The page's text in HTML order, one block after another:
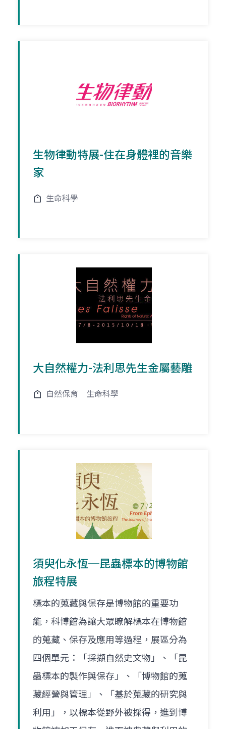
生物律動特展-住在身體裡的音樂
家
生命科學
大自然權力-法利思先生金屬藝雕
自然保育 生命科學
須臾化永恆─昆蟲標本的博物館
旅程特展
標本的蒐藏與保存是博物館的重要功
能，科博館為讓大眾瞭解標本在博物館
的蒐藏、保存及應用等過程，展區分為
四個單元：「採擷自然史文物」、「昆
蟲標本的製作與保存」、「博物館的蒐
藏經營與管理」、「基於蒐藏的研究與
利用」，以標本從野外被採得，進到博